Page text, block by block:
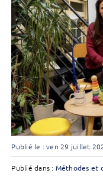
Publié le : ven 29 juillet
Publié dans : Méthodes et